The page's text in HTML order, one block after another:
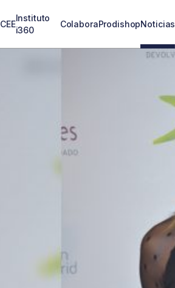
CEE
Instituto
i360
ColaboraProdishopNoticias